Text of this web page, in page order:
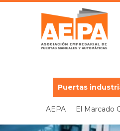
Puertas
AEPA El Marcado